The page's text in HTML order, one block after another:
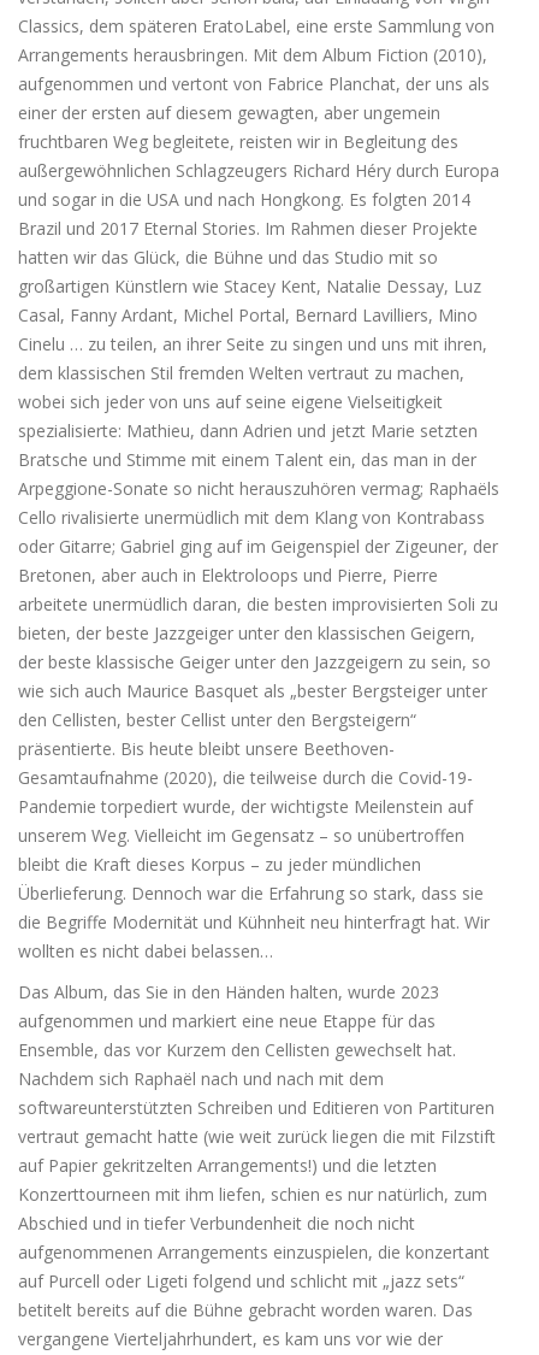
Classics, dem späteren EratoLabel, eine erste Sammlung von
Arrangements herausbringen. Mit dem Album Fiction (2010),
aufgenommen und vertont von Fabrice Planchat, der uns als
einer der ersten auf diesem gewagten, aber ungemein
fruchtbaren Weg begleitete, reisten wir in Begleitung des
außergewöhnlichen Schlagzeugers Richard Héry durch Europa
und sogar in die USA und nach Hongkong. Es folgten 2014
Brazil und 2017 Eternal Stories. Im Rahmen dieser Projekte
hatten wir das Glück, die Bühne und das Studio mit so
großartigen Künstlern wie Stacey Kent, Natalie Dessay, Luz
Casal, Fanny Ardant, Michel Portal, Bernard Lavilliers, Mino
Cinelu … zu teilen, an ihrer Seite zu singen und uns mit ihren,
dem klassischen Stil fremden Welten vertraut zu machen,
wobei sich jeder von uns auf seine eigene Vielseitigkeit
spezialisierte: Mathieu, dann Adrien und jetzt Marie setzten
Bratsche und Stimme mit einem Talent ein, das man in der
Arpeggione-Sonate so nicht herauszuhören vermag; Raphaëls
Cello rivalisierte unermüdlich mit dem Klang von Kontrabass
oder Gitarre; Gabriel ging auf im Geigenspiel der Zigeuner, der
Bretonen, aber auch in Elektroloops und Pierre, Pierre
arbeitete unermüdlich daran, die besten improvisierten Soli zu
bieten, der beste Jazzgeiger unter den klassischen Geigern,
der beste klassische Geiger unter den Jazzgeigern zu sein, so
wie sich auch Maurice Basquet als „bester Bergsteiger unter
den Cellisten, bester Cellist unter den Bergsteigern“
präsentierte. Bis heute bleibt unsere Beethoven-
Gesamtaufnahme (2020), die teilweise durch die Covid-19-
Pandemie torpediert wurde, der wichtigste Meilenstein auf
unserem Weg. Vielleicht im Gegensatz – so unübertroffen
bleibt die Kraft dieses Korpus – zu jeder mündlichen
Überlieferung. Dennoch war die Erfahrung so stark, dass sie
die Begriffe Modernität und Kühnheit neu hinterfragt hat. Wir
wollten es nicht dabei belassen…
Das Album, das Sie in den Händen halten, wurde 2023
aufgenommen und markiert eine neue Etappe für das
Ensemble, das vor Kurzem den Cellisten gewechselt hat.
Nachdem sich Raphaël nach und nach mit dem
softwareunterstützten Schreiben und Editieren von Partituren
vertraut gemacht hatte (wie weit zurück liegen die mit Filzstift
auf Papier gekritzelten Arrangements!) und die letzten
Konzerttourneen mit ihm liefen, schien es nur natürlich, zum
Abschied und in tiefer Verbundenheit die noch nicht
aufgenommenen Arrangements einzuspielen, die konzertant
auf Purcell oder Ligeti folgend und schlicht mit „jazz sets“
betitelt bereits auf die Bühne gebracht worden waren. Das
vergangene Vierteljahrhundert, es kam uns vor wie der